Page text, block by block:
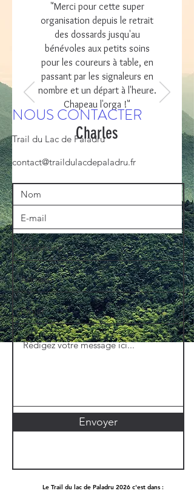
"Merci pour cette super
organisation depuis le retrait
des dossards jusqu'au
bénévoles aux petits soins
pour les coureurs à table, en
passant par les signaleurs en
nombre et un départ à l'heure.
Chapeau l'orga !"
Charles
NOUS CONTACTER
Trail du Lac de Paladru
contact@traildulacdepaladru.fr
Envoyer
Le Trail du lac de Paladru 2026 c'est dans :